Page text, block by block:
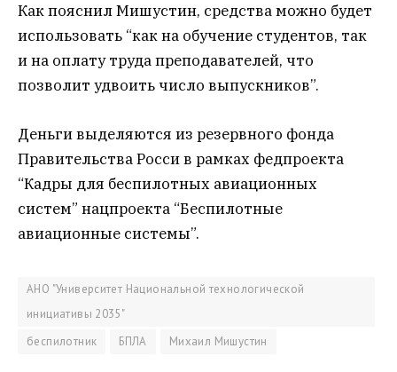
Как пояснил Мишустин, средства можно будет
использовать “как на обучение студентов, так
и на оплату труда преподавателей, что
позволит удвоить число выпускников”.
Деньги выделяются из резервного фонда
Правительства Росси в рамках федпроекта
“Кадры для беспилотных авиационных
систем” нацпроекта “Беспилотные
авиационные системы”.
АНО "Университет Национальной технологической
инициативы 2035"
беспилотник
БПЛА Михаил Мишустин